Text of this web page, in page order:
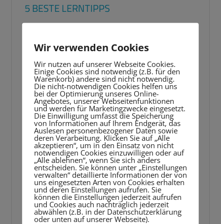
5 BESTE LERNTIPPS
Player
Wir verwenden Cookies
Wir nutzen auf unserer Webseite Cookies.
Einige Cookies sind notwendig (z.B. für den
Warenkorb) andere sind nicht notwendig.
Die nicht-notwendigen Cookies helfen uns
bei der Optimierung unseres Online-
Angebotes, unserer Webseitenfunktionen
und werden für Marketingzwecke eingesetzt.
Die Einwilligung umfasst die Speicherung
von Informationen auf Ihrem Endgerät, das
Auslesen personenbezogener Daten sowie
deren Verarbeitung. Klicken Sie auf „Alle
akzeptieren“, um in den Einsatz von nicht
notwendigen Cookies einzuwilligen oder auf
„Alle ablehnen“, wenn Sie sich anders
entscheiden. Sie können unter „Einstellungen
verwalten“ detaillierte Informationen der von
uns eingesetzten Arten von Cookies erhalten
und deren Einstellungen aufrufen. Sie
können die Einstellungen jederzeit aufrufen
und Cookies auch nachträglich jederzeit
abwählen (z.B. in der Datenschutzerklärung
oder unten auf unserer Webseite).